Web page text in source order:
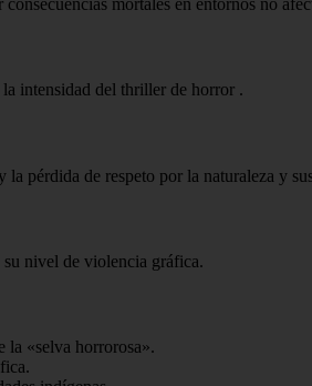
intensidad del thriller de horror .
pérdida de respeto por la naturaleza y
nivel de violencia gráfica.
la «selva horrorosa».